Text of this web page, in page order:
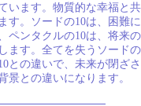
います。物質的な幸福と共
す。ソードの10は、困難に
ペンタクルの10は、将来の
ます。全てを失うソードの
との違いで、未来が閉ざさ
景との違いになります。